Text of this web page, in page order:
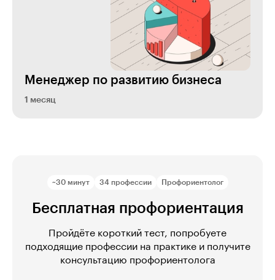
Менеджер по развитию бизнеса
1 месяц
~30 минут 34 профессии Профориентолог
Бесплатная профориентация
Пройдёте короткий тест, попробуете
подходящие профессии на практике и получите
консультацию профориентолога